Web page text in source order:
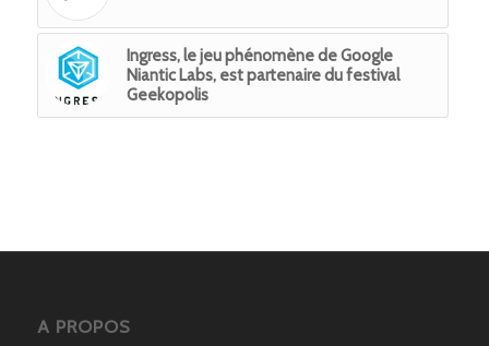
Ingress, le jeu phénomène de Google
Niantic Labs, est partenaire du festival
Geekopolis
A PROPOS